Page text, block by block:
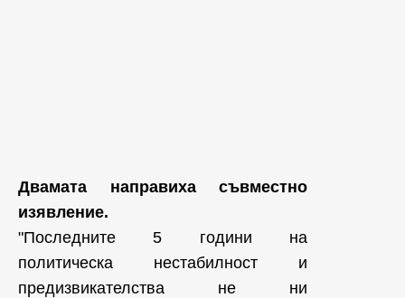
Двамата направиха съвместно
изявление.
"Последните 5 години на
политическа нестабилност и
предизвикателства не ни